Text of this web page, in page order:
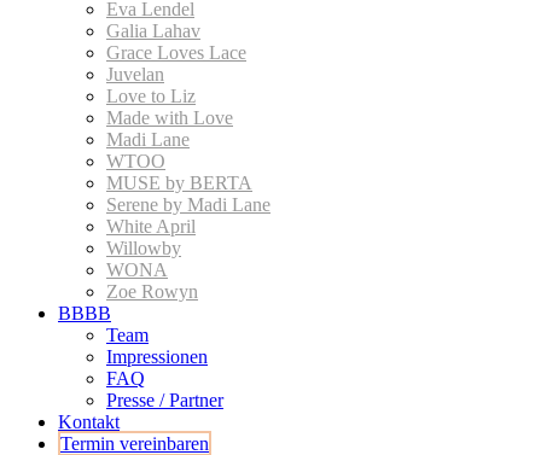
Eva Lendel
Galia Lahav
Grace Loves Lace
Juvelan
Love to Liz
Made with Love
Madi Lane
WTOO
MUSE by BERTA
Serene by Madi Lane
White April
Willowby
WONA
Zoe Rowyn
BBBB
Team
Impressionen
FAQ
Presse / Partner
Kontakt
Termin vereinbaren